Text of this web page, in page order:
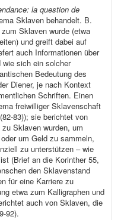
la question de
Sklaven behandelt. B.
Sklaven wurde (etwa
und greift dabei auf
auch Informationen über
wie sich ein solcher
Bedeutung des
Diener, je nach Kontext
Schriften. Einen
freiwilliger Sklavenschaft
83)); sie berichtet von
Sklaven wurden, um
um Geld zu sammeln,
zu unterstützen – wie
(Brief an die Korinther 55,
den Sklavenstand
für eine Karriere zu
etwa zum Kalligraphen und
auch von Sklaven, die
92).